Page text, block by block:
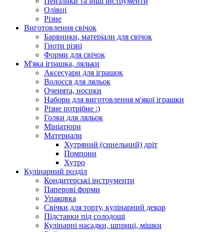
Олівці
Різне
Виготовлення свічок
Барвники, матеріали для свічок
Гноти різні
Форми для свічок
М'яка іграшка, ляльки
Аксесуари для іграшок
Волосся для ляльок
Оченята, носики
Набори для виготовлення м'якої іграшки
Різне потрібне :)
Голки для ляльок
Мініатюри
Материали
Хутряний (синельний) дріт
Помпони
Хутро
Кулінарний розділ
Кондитерські інструменти
Паперові форми
Упаковка
Свічки для торту, кулінарний декор
Підставки під солодощі
Кулінарні насадки, шприці, мішки